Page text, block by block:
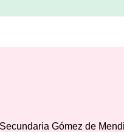
Gómez de